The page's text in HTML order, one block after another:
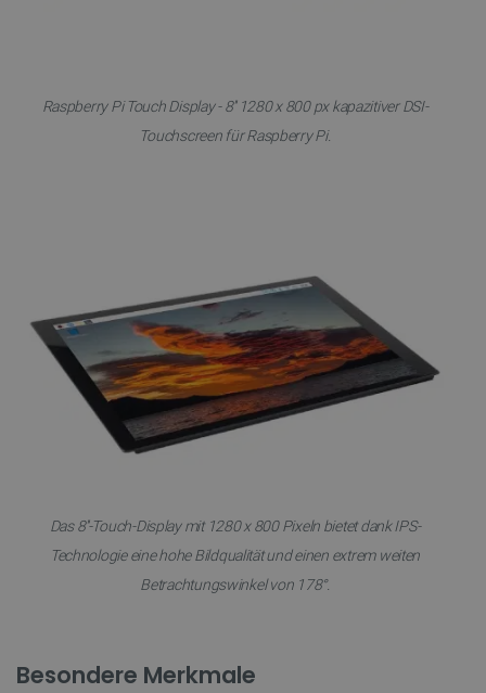
Raspberry Pi Touch Display - 8'' 1280 x 800 px kapazitiver DSI-
Touchscreen für Raspberry Pi.
Das 8''-Touch-Display mit 1280 x 800 Pixeln bietet dank IPS-
Technologie eine hohe Bildqualität und einen extrem weiten
Betrachtungswinkel von 178°.
Besondere Merkmale